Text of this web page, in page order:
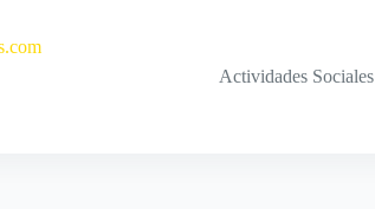
Actividades Sociales